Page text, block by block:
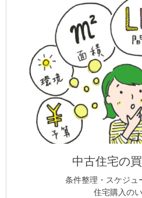
中古住宅の
条件整理・スケジュ
住宅購入の